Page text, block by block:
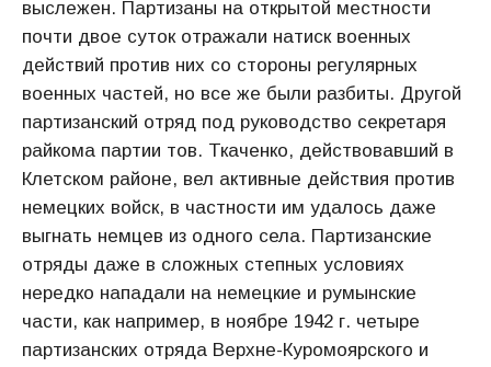
выслежен. Партизаны на открытой местности
почти двое суток отражали натиск военных
действий против них со стороны регулярных
военных частей, но все же были разбиты. Другой
партизанский отряд под руководство секретаря
райкома партии тов. Ткаченко, действовавший в
Клетском районе, вел активные действия против
немецких войск, в частности им удалось даже
выгнать немцев из одного села. Партизанские
отряды даже в сложных степных условиях
нередко нападали на немецкие и румынские
части, как например, в ноябре 1942 г. четыре
партизанских отряда Верхне-Куромоярского и